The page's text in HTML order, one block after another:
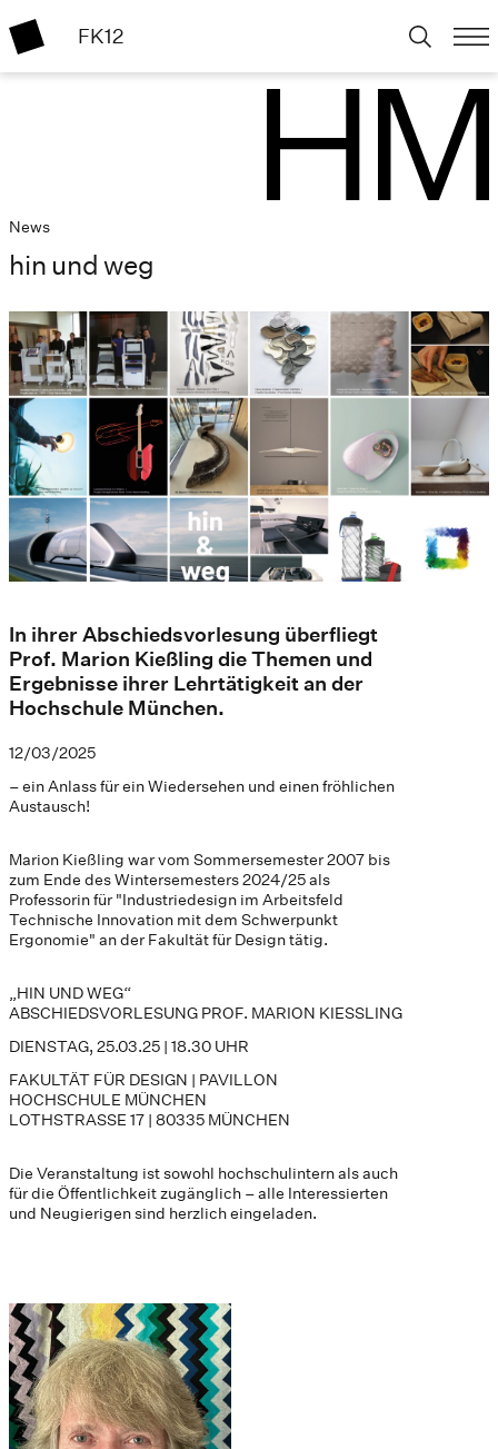
FK12
News
hin und weg
In ihrer Abschiedsvorlesung überfliegt
Prof. Marion Kießling die Themen und
Ergebnisse ihrer Lehrtätigkeit an der
Hochschule München.
12/03/2025
– ein Anlass für ein Wiedersehen und einen fröhlichen
Austausch!
Marion Kießling war vom Sommersemester 2007 bis
zum Ende des Wintersemesters 2024/25 als
Professorin für "Industriedesign im Arbeitsfeld
Technische Innovation mit dem Schwerpunkt
Ergonomie" an der Fakultät für Design tätig.
„HIN UND WEG“
ABSCHIEDSVORLESUNG PROF. MARION KIESSLING
DIENSTAG, 25.03.25 | 18.30 UHR
FAKULTÄT FÜR DESIGN | PAVILLON
HOCHSCHULE MÜNCHEN
LOTHSTRASSE 17 | 80335 MÜNCHEN
Die Veranstaltung ist sowohl hochschulintern als auch
für die Öffentlichkeit zugänglich – alle Interessierten
und Neugierigen sind herzlich eingeladen.